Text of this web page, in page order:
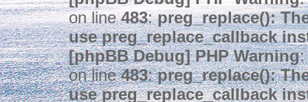
on line483:preg_replace():
use preg_replace_callback
[phpBB Debug] PHP Warning:
on line483:preg_replace():
use preg_replace_callback